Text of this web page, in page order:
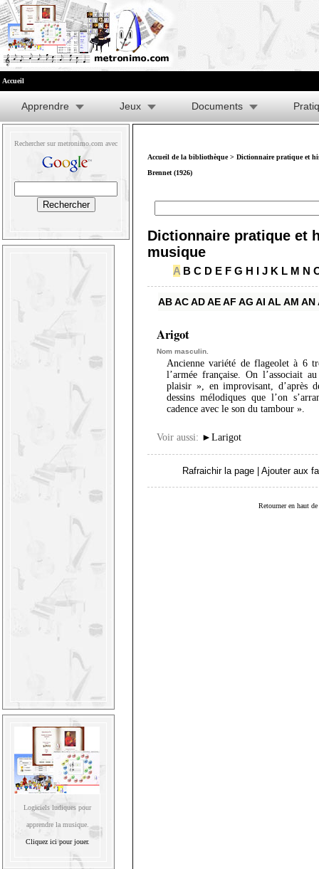
Accueil
Apprendre Jeux Documents
Rechercher sur metronimo.com avec
Logiciels ludiques pour
apprendre la musique.
Cliquez ici pour jouer.
Accueil de la bibliothèque> Dictionnaire pratique et
Brennet (1926)
Dictionnaire pratique et
musique
A B C D E F G H I J K L M N
ABACADAEAF AG AI AL AM AN
Arigot
Nom masculin.
Ancienne variété de flageolet à 6
l’armée française. On l’associait
plaisir », en improvisant, d’après
dessins mélodiques que l’on
cadence avec le son du tambour ».
Voir aussi: ► Larigot
Rafraichir la page Ajouter aux
Retourner en haut de